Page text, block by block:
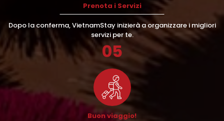
Prenota i Servizi
Dopo la conferma, VietnamStay inizierà a organizzare i migliori
servizi per te.
05
Buon viaggio!